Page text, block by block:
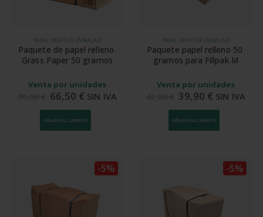
PAPEL KRAFT DE EMBALAJE
Paquete de papel relleno
Grass Paper 50 gramos
Venta por unidades
66,50 € SIN IVA
AÑADIR AL CARRITO
PAPEL KRAFT DE EMBALAJE
Paquete papel relleno 50
gramos para Fillpak M
Venta por unidades
39,90 € SIN IVA
AÑADIR AL CARRITO
-5% -5%